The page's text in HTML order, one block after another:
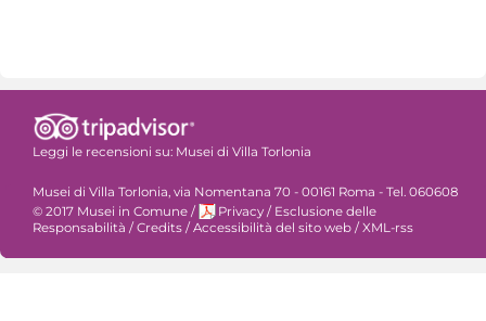
Leggi le recensioni su: Musei di Villa Torlonia
Musei di Villa Torlonia, via Nomentana 70 - 00161 Roma - Tel. 060608
© 2017 Musei in Comune / Privacy / Esclusione delle
Responsabilità / Credits / Accessibilità del sito web / XML-rss